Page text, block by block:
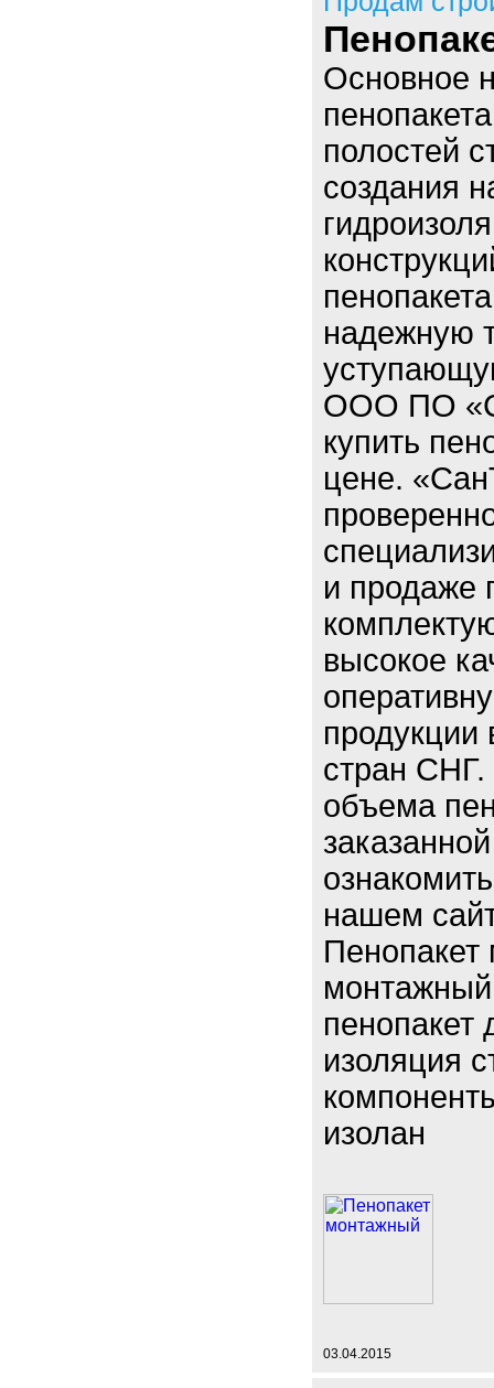
Основное
полостей
создания
надежную
ООО ПО
купить
цене.
и продаже
высокое
продукции
стран СНГ.
объема
нашем
Пенопакет
пенопакет
изоляция
изолан
03.04.2015